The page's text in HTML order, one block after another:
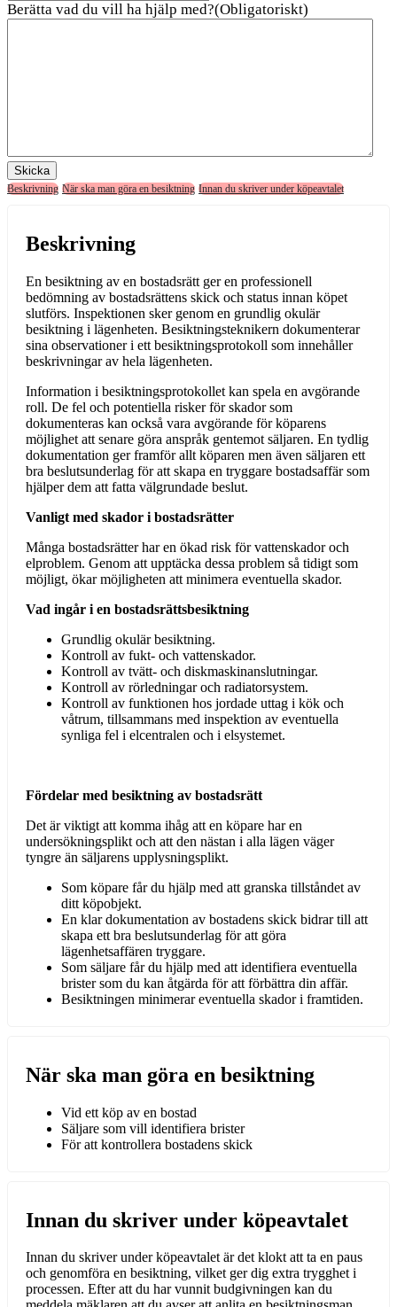
Berätta vad du vill ha hjälp med?(Obligatoriskt)
Skicka
Beskrivning När ska man göra en besiktning Innan du skriver under köpeavtalet
Beskrivning
En besiktning av en bostadsrätt ger en professionell
bedömning av bostadsrättens skick och status innan köpet
slutförs. Inspektionen sker genom en grundlig okulär
besiktning i lägenheten. Besiktningsteknikern dokumenterar
sina observationer i ett besiktningsprotokoll som innehåller
beskrivningar av hela lägenheten.
Information i besiktningsprotokollet kan spela en avgörande
roll. De fel och potentiella risker för skador som
dokumenteras kan också vara avgörande för köparens
möjlighet att senare göra anspråk gentemot säljaren. En tydlig
dokumentation ger framför allt köparen men även säljaren ett
bra beslutsunderlag för att skapa en tryggare bostadsaffär som
hjälper dem att fatta välgrundade beslut.
Vanligt med skador i bostadsrätter
Många bostadsrätter har en ökad risk för vattenskador och
elproblem. Genom att upptäcka dessa problem så tidigt som
möjligt, ökar möjligheten att minimera eventuella skador.
Vad ingår i en bostadsrättsbesiktning
Grundlig okulär besiktning.
Kontroll av fukt- och vattenskador.
Kontroll av tvätt- och diskmaskinanslutningar.
Kontroll av rörledningar och radiatorsystem.
Kontroll av funktionen hos jordade uttag i kök och
våtrum, tillsammans med inspektion av eventuella
synliga fel i elcentralen och i elsystemet.
Fördelar med besiktning av bostadsrätt
Det är viktigt att komma ihåg att en köpare har en
undersökningsplikt och att den nästan i alla lägen väger
tyngre än säljarens upplysningsplikt.
Som köpare får du hjälp med att granska tillståndet av
ditt köpobjekt.
En klar dokumentation av bostadens skick bidrar till att
skapa ett bra beslutsunderlag för att göra
lägenhetsaffären tryggare.
Som säljare får du hjälp med att identifiera eventuella
brister som du kan åtgärda för att förbättra din affär.
Besiktningen minimerar eventuella skador i framtiden.
När ska man göra en besiktning
Vid ett köp av en bostad
Säljare som vill identifiera brister
För att kontrollera bostadens skick
Innan du skriver under köpeavtalet
Innan du skriver under köpeavtalet är det klokt att ta en paus
och genomföra en besiktning, vilket ger dig extra trygghet i
processen. Efter att du har vunnit budgivningen kan du